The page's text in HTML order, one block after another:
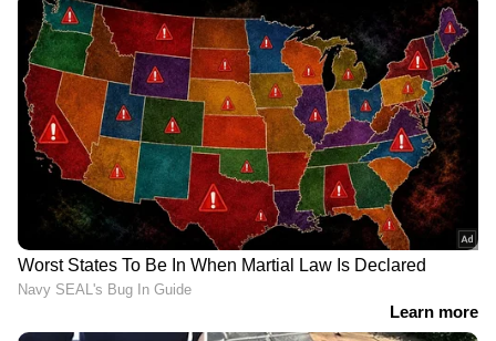
9
Image Credit :X/@Abhishek060722
ചെന്നൈയുടെ പ്ലേ ഓഫ് പ്രതീക്ഷകള്‍ക്ക്
തിരിച്ചടി
തോല്‍വിയോടെ ചെന്നൈയുടെ പ്ലേ ഓഫ്
പ്രതീക്ഷകള്‍ക്കും മങ്ങലേറ്റു. ജയിച്ചിരുന്നെങ്കില്‍